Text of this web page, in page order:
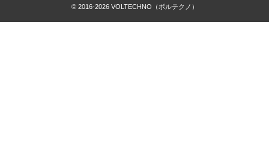
© 2016-2026 VOLTECHNO（ボルテクノ）